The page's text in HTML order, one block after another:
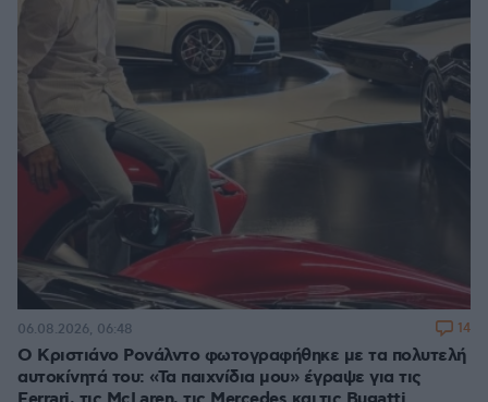
Ο Κριστιάνο Ρονάλντο φωτογραφήθηκε με τα πολυτελή
αυτοκίνητά του: «Τα παιχνίδια μου» έγραψε για τις
06.08.2026, 06:48 14